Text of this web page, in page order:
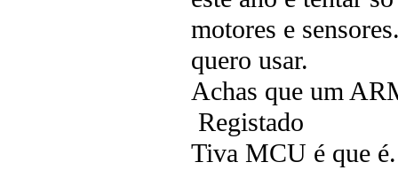
motores e
quero usar.
Achas que um
Registado
Tiva MCU é que é.